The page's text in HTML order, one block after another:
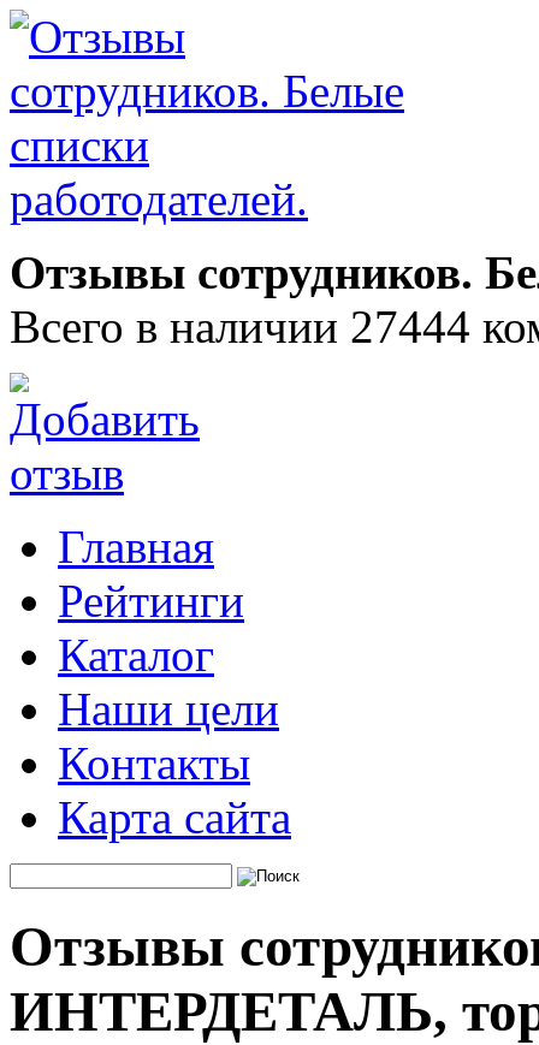
Отзывы сотрудников.
Всего в наличии 27444
Главная
Рейтинги
Каталог
Наши цели
Контакты
Карта сайта
Отзывы
ИНТЕРДЕТАЛЬ,